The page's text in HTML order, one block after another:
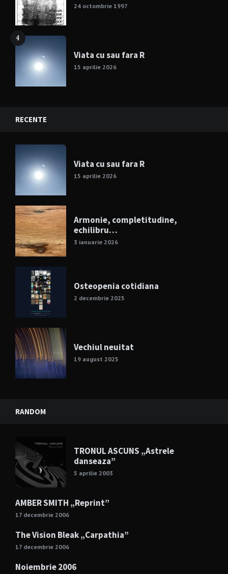
24 octombrie 1997
4
Viata cu sau fara R
15 aprilie 2026
RECENTE
Viata cu sau fara R
15 aprilie 2026
Armonie, completitudine,
echilibru…
3 ianuarie 2026
Osteopenia cotidiana
2 decembrie 2025
Vechiul neuitat
19 august 2025
RANDOM
TRONUL ASCUNS „Astrele
danseaza”
5 aprilie 2003
AMBER SMITH „Reprint”
17 decembrie 2006
The Vision Bleak „Carpathia”
17 decembrie 2006
Noiembrie 2006